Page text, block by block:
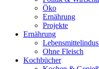
Öko
Ernährung
Projekte
Ernährung
Ohne Fleisch
Kochbücher